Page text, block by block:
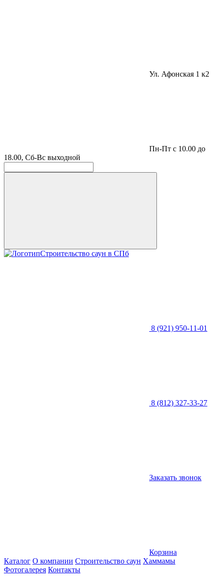
Ул. Афонская 1 к2
Пн-Пт с 10.00 до
18.00, Сб-Вс выходной
Строительство саун в СПб
8 (921) 950-11-01
8 (812) 327-33-27
Заказать звонок
Корзина
Каталог О компании Строительство саун Хаммамы
Фотогалерея Контакты